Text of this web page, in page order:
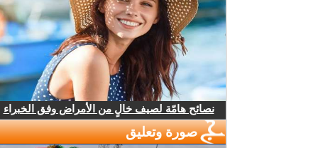
نصائح هامّة لصيف خالٍ من الأمراض وفق الخبراء
صورة وتعليق